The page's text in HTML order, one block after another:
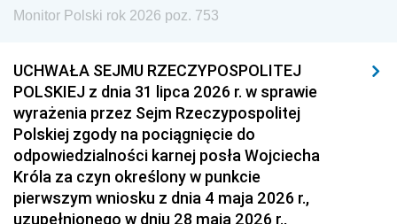
Monitor Polski rok 2026 poz. 753
UCHWAŁA SEJMU RZECZYPOSPOLITEJ
POLSKIEJ z dnia 31 lipca 2026 r. w sprawie
wyrażenia przez Sejm Rzeczypospolitej
Polskiej zgody na pociągnięcie do
odpowiedzialności karnej posła Wojciecha
Króla za czyn określony w punkcie
pierwszym wniosku z dnia 4 maja 2026 r.,
uzupełnionego w dniu 28 maja 2026 r.,